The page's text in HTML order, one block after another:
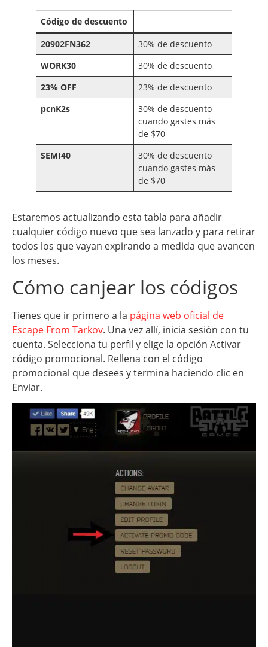
Código de descuento
20902FN362
30% de descuento
WORK30
30% de descuento
23% OFF
23% de descuento
pcnK2s
30% de descuento
cuando gastes más
de $70
SEMI40
30% de descuento
cuando gastes más
de $70
Estaremos actualizando esta tabla para añadir
cualquier código nuevo que sea lanzado y para retirar
todos los que vayan expirando a medida que avancen
los meses.
Cómo canjear los códigos
Tienes que ir primero a la página web oficial de
Escape From Tarkov. Una vez allí, inicia sesión con tu
cuenta. Selecciona tu perfil y elige la opción Activar
código promocional. Rellena con el código
promocional que desees y termina haciendo clic en
Enviar.